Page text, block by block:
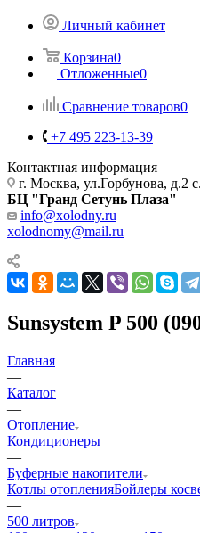
Личный кабинет
Корзина0
Отложенные0
Сравнение товаров0
+7 495 223-13-39
Контактная информация
г. Москва, ул.Горбунова,
БЦ "Гранд Сетунь Плаза"
info@xolodny.ru
xolodnomy@mail.ru
Sunsystem P 500
Главная
—
Каталог
—
Отопление
Кондиционеры
—
Буферные накопители
Котлы отопленияБойлеры
—
500 литров